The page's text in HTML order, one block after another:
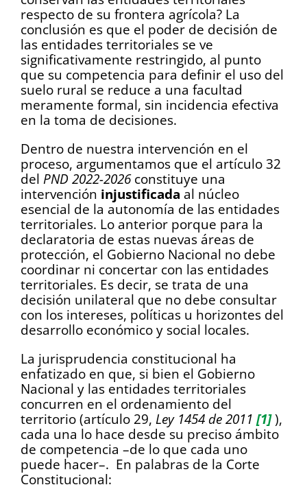
respecto de su frontera agrícola? La
conclusión es que el poder de decisión de
las entidades territoriales se ve
significativamente restringido, al punto
que su competencia para definir el uso del
suelo rural se reduce a una facultad
meramente formal, sin incidencia efectiva
en la toma de decisiones.
Dentro de nuestra intervención en el
proceso, argumentamos que el artículo 32
del PND 2022-2026constituye una
intervención injustificada al núcleo
esencial de la autonomía de las entidades
territoriales. Lo anterior porque para la
declaratoria de estas nuevas áreas de
protección, el Gobierno Nacional no debe
coordinar ni concertar con las entidades
territoriales. Es decir, se trata de una
decisión unilateral que no debe consultar
con los intereses, políticas u horizontes del
desarrollo económico y social locales.
La jurisprudencia constitucional ha
enfatizado en que, si bien el Gobierno
Nacional y las entidades territoriales
concurren en el ordenamiento del
territorio (artículo 29, Ley 1454 de 2011 [1] ),
cada una lo hace desde su preciso ámbito
de competencia ­–de lo que cada uno
puede hacer–. En palabras de la Corte
Constitucional: